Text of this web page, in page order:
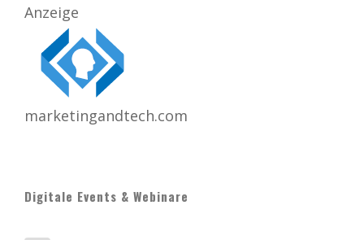
Anzeige
marketingandtech.com
Digitale Events & Webinare